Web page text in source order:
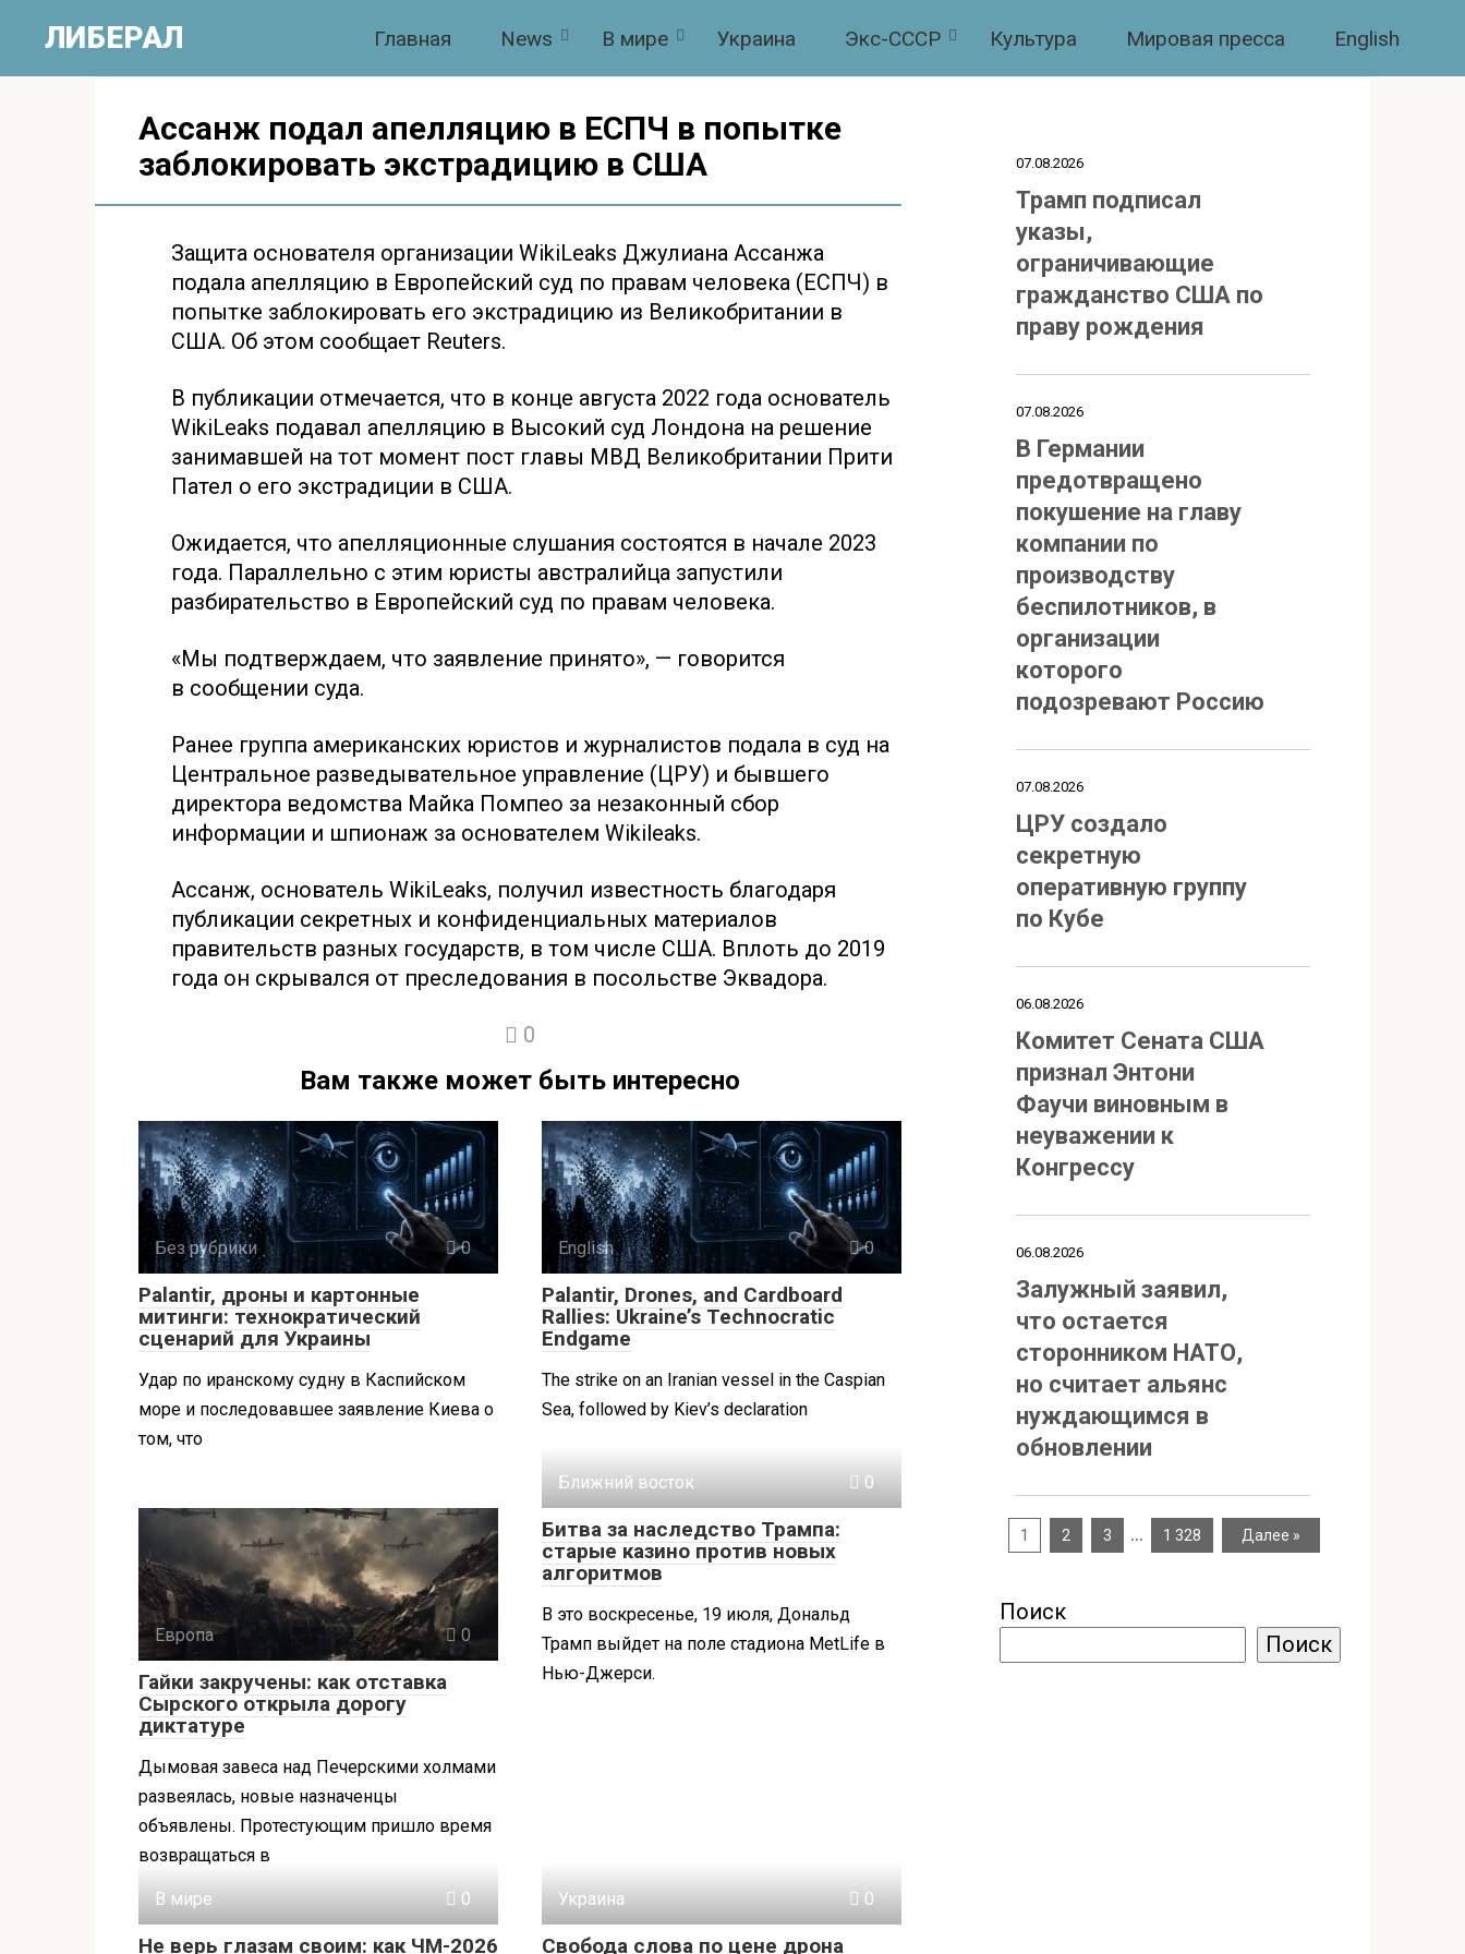
контенту
ЛИБЕРАЛ Главная News В мире Украина Экс-СССР Культура Мировая пресса English
Ассанж подал апелляцию в ЕСПЧ в попытке
заблокировать экстрадицию в США
Защита основателя организации WikiLeaks Джулиана Ассанжа
подала апелляцию в Европейский суд по правам человека (ЕСПЧ) в
попытке заблокировать его экстрадицию из Великобритании в
США. Об этом сообщает Reuters.
В публикации отмечается, что в конце августа 2022 года основатель
WikiLeaks подавал апелляцию в Высокий суд Лондона на решение
занимавшей на тот момент пост главы МВД Великобритании Прити
Пател о его экстрадиции в США.
Ожидается, что апелляционные слушания состоятся в начале 2023
года. Параллельно с этим юристы австралийца запустили
разбирательство в Европейский суд по правам человека.
«Мы подтверждаем, что заявление принято», — говорится
в сообщении суда.
Ранее группа американских юристов и журналистов подала в суд на
Центральное разведывательное управление (ЦРУ) и бывшего
директора ведомства Майка Помпео за незаконный сбор
информации и шпионаж за основателем Wikileaks.
Ассанж, основатель WikiLeaks, получил известность благодаря
публикации секретных и конфиденциальных материалов
правительств разных государств, в том числе США. Вплоть до 2019
года он скрывался от преследования в посольстве Эквадора.
0
Вам также может быть интересно
Без рубрики 0
Palantir, дроны и картонные
митинги: технократический
сценарий для Украины
Удар по иранскому судну в Каспийском
море и последовавшее заявление Киева о
том, что
English 0
Palantir, Drones, and Cardboard
Rallies: Ukraine’s Technocratic
Endgame
The strike on an Iranian vessel in the Caspian
Sea, followed by Kiev’s declaration
Европа 0
Гайки закручены: как отставка
Сырского открыла дорогу
диктатуре
Дымовая завеса над Печерскими холмами
развеялась, новые назначенцы
объявлены. Протестующим пришло время
возвращаться в
Ближний восток 0
Битва за наследство Трампа:
старые казино против новых
алгоритмов
В это воскресенье, 19 июля, Дональд
Трамп выйдет на поле стадиона MetLife в
Нью-Джерси.
В мире 0
Не верь глазам своим: как ЧМ-2026
Украина 0
Свобода слова по цене дрона
07.08.2026
Трамп подписал
указы,
ограничивающие
гражданство США по
праву рождения
07.08.2026
В Германии
предотвращено
покушение на главу
компании по
производству
беспилотников, в
организации
которого
подозревают Россию
07.08.2026
ЦРУ создало
секретную
оперативную группу
по Кубе
06.08.2026
Комитет Сената США
признал Энтони
Фаучи виновным в
неуважении к
Конгрессу
06.08.2026
Залужный заявил,
что остается
сторонником НАТО,
но считает альянс
нуждающимся в
обновлении
1 2 3 … 1 328 Далее »
Поиск
Поиск